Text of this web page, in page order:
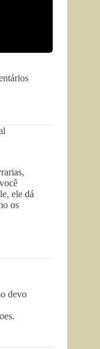
ele dá
os
devo